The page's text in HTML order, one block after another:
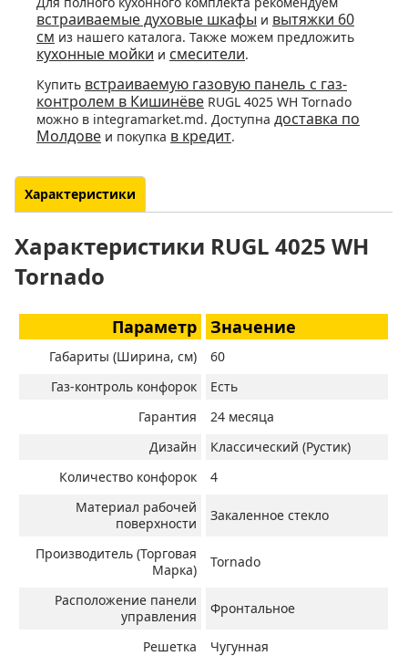
встраиваемые духовые шкафы и вытяжки 60
см из нашего каталога. Также можем предложить
кухонные мойки и смесители.
Купить встраиваемую газовую панель с газ-
контролем в Кишинёве RUGL 4025 WH Tornado
можно в integramarket.md. Доступна доставка по
Молдове и покупка в кредит.
Характеристики
Характеристики RUGL 4025 WH
Tornado
Параметр Значение
Габариты (Ширина, см)
60
Газ-контроль конфорок
Есть
Гарантия
24 месяца
Дизайн
Классический (Рустик)
Количество конфорок
4
Материал рабочей
поверхности
Закаленное стекло
Производитель (Торговая
Марка)
Tornado
Расположение панели
управления
Фронтальное
Решетка
Чугунная